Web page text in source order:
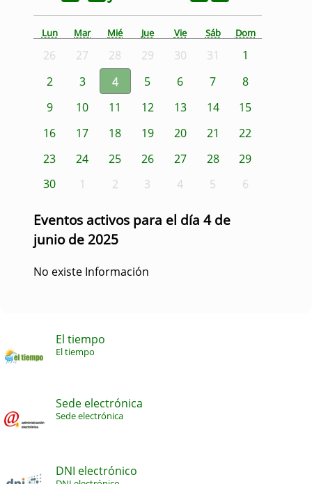
Lun Mar Mié Jue Vie Sáb Dom
26 27 28 29 30 31
1
2
3 4 5 6 7
8
9
10 11 12 13 14
15
16
17 18 19 20 21
22
23
24 25 26 27 28
29
30
1 2 3 4 5 6
Eventos activos para el día 4 de
junio de 2025
No existe Información
El tiempo
El tiempo
Sede electrónica
Sede electrónica
DNI electrónico